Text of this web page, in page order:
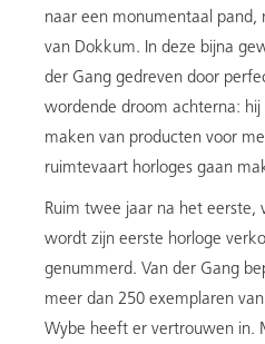
naar een monumentaal pand,
van Dokkum. In deze bijna
der Gang gedreven door
wordende droom achterna:
maken van producten voor
ruimtevaart horloges gaan
Ruim twee jaar na het eerste,
wordt zijn eerste horloge
genummerd. Van der Gang
meer dan 250 exemplaren
Wybe heeft er vertrouwen in.